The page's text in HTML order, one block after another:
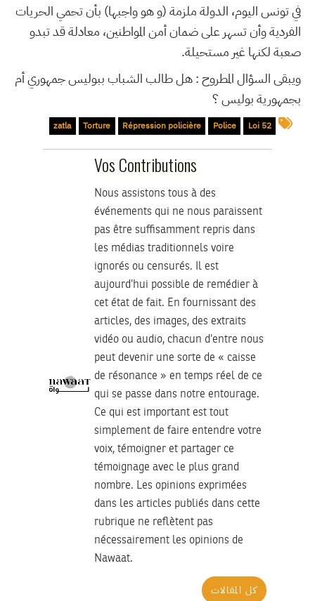
في تونس اليوم، الدولة ملزمة (و هو واجبها) بأن تحمي الحريات
الفردية وأن تسهر على ضمان أمن المواطنين، معادلة قد تبدو
صعبة لكنها غير مستحيلة.
ويبقى السؤال المطروح : هل طالب الشباب ببوليس جمهوري أم
بجمهورية بوليس ؟
Loi 52
Police
Répression policière
Torture
zatla
Vos Contributions
Nous assistons tous à des
événements qui ne nous paraissent
pas être suffisamment repris dans
les médias traditionnels voire
ignorés ou censurés. Il est
aujourd’hui possible de remédier à
cet état de fait. En fournissant des
articles, des images, des extraits
vidéo ou audio, chacun d’entre nous
peut devenir une sorte de « caisse
de résonance » en temps réel de ce
qui se passe dans notre entourage.
Ce qui est important est tout
simplement de faire entendre votre
voix, témoigner et partager ce
témoignage avec le plus grand
nombre. Les opinions exprimées
dans les articles publiés dans cette
rubrique ne reflètent pas
nécessairement les opinions de
Nawaat.
كل المقالات